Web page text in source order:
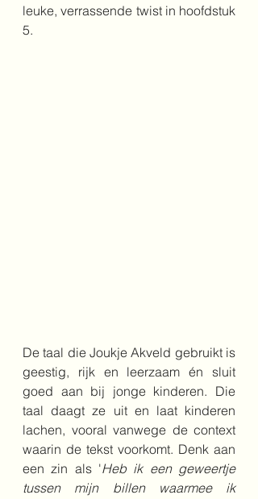
leuke, verrassende twist in hoofdstuk
5.
De taal die Joukje Akveld gebruikt is
geestig, rijk en leerzaam én sluit
goed aan bij jonge kinderen. Die
taal daagt ze uit en laat kinderen
lachen, vooral vanwege de context
waarin de tekst voorkomt. Denk aan
een zin als 'Heb ik een geweertje
tussen mijn billen waarmee ik